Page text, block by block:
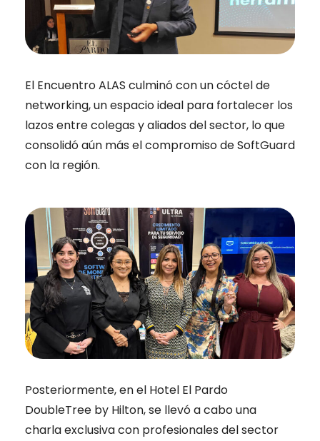
El Encuentro ALAS culminó con un cóctel de
networking, un espacio ideal para fortalecer los
lazos entre colegas y aliados del sector, lo que
consolidó aún más el compromiso de SoftGuard
con la región.
Posteriormente, en el Hotel El Pardo
DoubleTree by Hilton, se llevó a cabo una
charla exclusiva con profesionales del sector